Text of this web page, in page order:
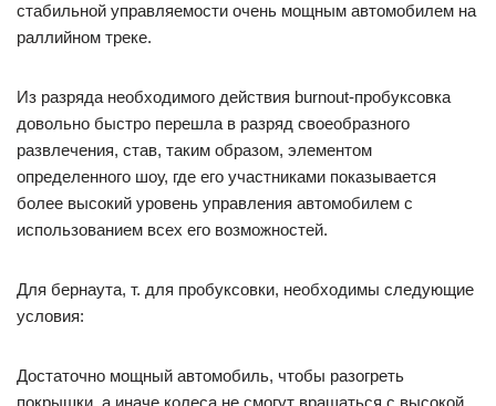
стабильной управляемости очень мощным автомобилем на
раллийном треке.
Из разряда необходимого действия burnout-пробуксовка
довольно быстро перешла в разряд своеобразного
развлечения, став, таким образом, элементом
определенного шоу, где его участниками показывается
более высокий уровень управления автомобилем с
использованием всех его возможностей.
Для бернаута, т. для пробуксовки, необходимы следующие
условия:
Достаточно мощный автомобиль, чтобы разогреть